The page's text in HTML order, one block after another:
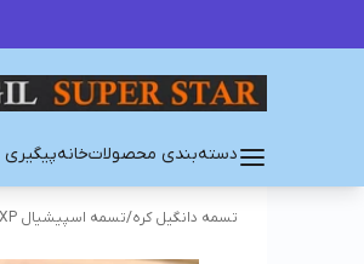
دسته‌بندی محصولاتخانه
تسمه دانگیل کره/تسمه اسپیشیال SP/XP ساده و دنده ای